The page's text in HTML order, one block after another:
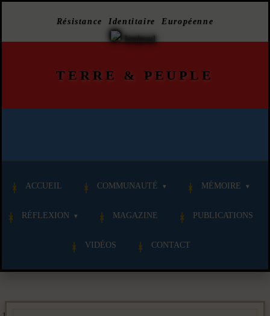
Résistance Identitaire Européenne
TERRE & PEUPLE
ACCUEIL COMMUNAUTÉ MÉMOIRE
RÉFLEXION MAGAZINE PUBLICATIONS
VIDÉOS CONTACT